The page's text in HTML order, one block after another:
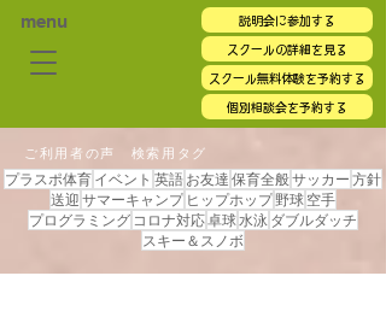
menu 説明会に参加する
スクールの詳細を見る
スクール無料体験を予約する
個別相談会を予約する
ご利用者の声 検索用タグ
プラスポ体育 イベント 英語 お友達 保育全般サッカー 方針
送迎 サマーキャンプ ヒップホップ野球 空手
プログラミング コロナ対応卓球水泳 ダブルダッチ
スキー＆スノボ